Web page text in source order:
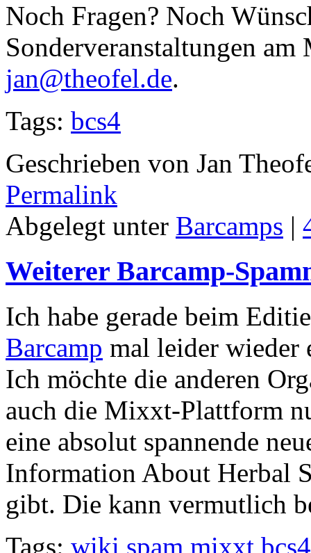
Noch Fragen? Noch
Sonderveranstaltungen
jan@theofel.de.
Tags: bcs4
Geschrieben von Jan
Permalink
Abgelegt unter Barcamps |
Weiterer Barcamp-
Ich habe gerade beim
Barcamp mal leider wieder
Ich möchte die anderen
auch die Mixxt-Plattform
eine absolut spannende
Information About Herbal
gibt. Die kann vermutlich
Tags: wiki spam mixxt bcs4